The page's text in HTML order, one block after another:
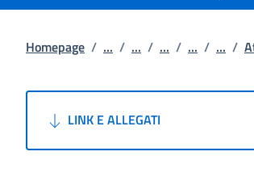
Homepage / ... / ... / ... / ... / ... /
LINK E ALLEGATI